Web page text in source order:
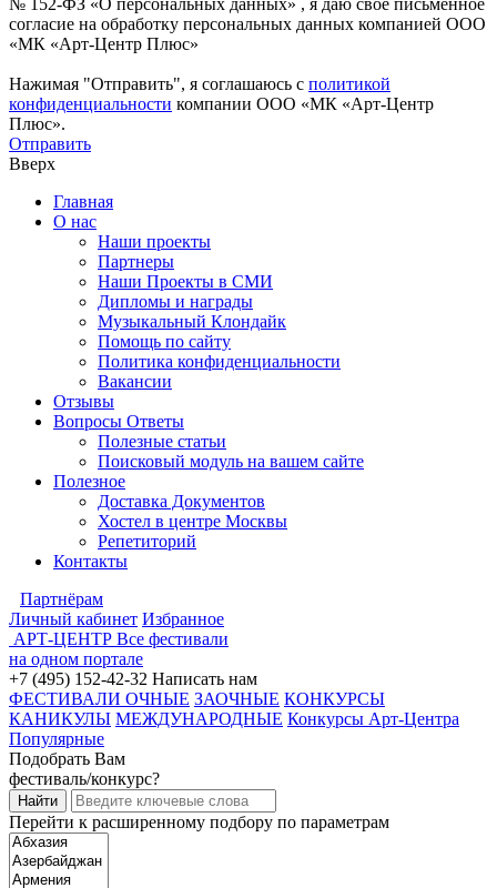
№ 152-ФЗ «О персональных данных» , я даю свое письменное
согласие на обработку персональных данных компанией ООО
«МК «Арт-Центр Плюс»
Нажимая "Отправить", я соглашаюсь с политикой
конфиденциальности компании ООО «МК «Арт-Центр
Плюс».
Отправить
Вверх
Главная
О нас
Наши проекты
Партнеры
Наши Проекты в СМИ
Дипломы и награды
Музыкальный Клондайк
Помощь по сайту
Политика конфиденциальности
Вакансии
Отзывы
Вопросы Ответы
Полезные статьи
Поисковый модуль на вашем сайте
Полезное
Доставка Документов
Хостел в центре Москвы
Репетиторий
Контакты
Партнёрам
Личный кабинет Избранное
АРТ-ЦЕНТР Все фестивали
на одном портале
+7 (495) 152-42-32 Написать нам
ФЕСТИВАЛИ ОЧНЫЕ ЗАОЧНЫЕ КОНКУРСЫ
КАНИКУЛЫ МЕЖДУНАРОДНЫЕ Конкурсы Арт-Центра
Популярные
Подобрать Вам
фестиваль/конкурс?
Перейти к расширенному подбору по параметрам